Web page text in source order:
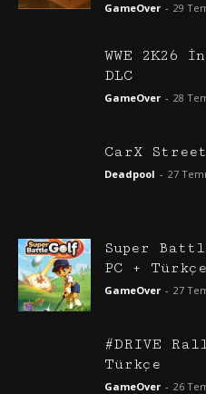
GameOver - 29
WWE
DLC
GameOver - 28
CarX
Deadpool - 27
Super
PC + Türkçe
GameOver - 27
#DRIVE
Türkçe
GameOver - 26